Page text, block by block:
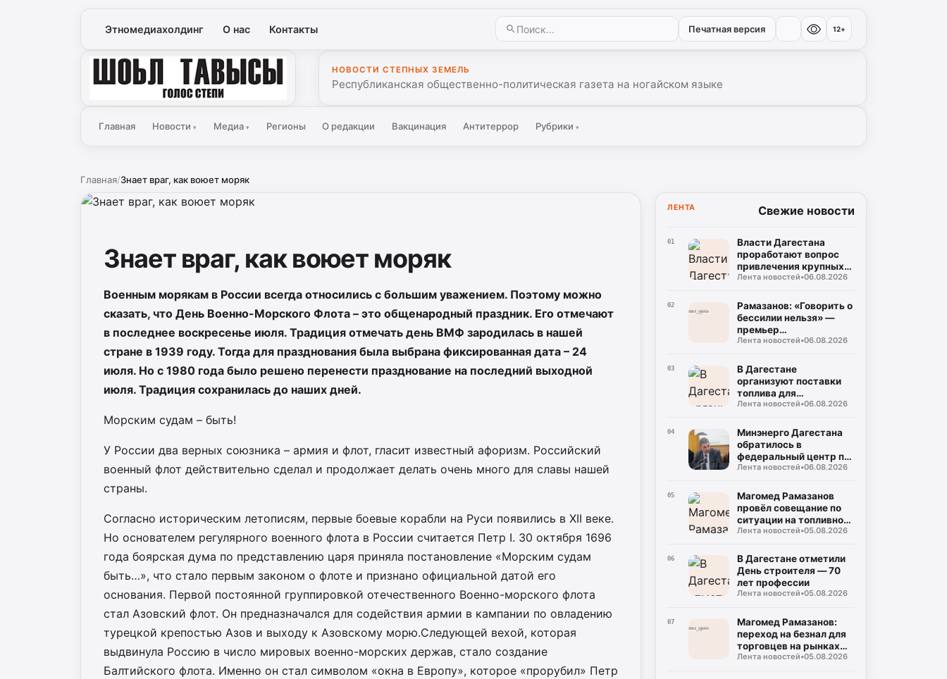
Этномедиахолдинг О нас Контакты Печатная версия 12+
Голос Степи
НОВОСТИ СТЕПНЫХ ЗЕМЕЛЬ
Республиканская общественно-политическая газета на ногайском языке
Главная Новости▾ Медиа ▾ Регионы О редакции Вакцинация Антитеррор Рубрики ▾
Главная/Знает враг, как воюет моряк
Знает враг, как воюет моряк
Военным морякам в России всегда относились с большим уважением. Поэтому можно
сказать, что День Военно-Морского Флота – это общенародный праздник. Его отмечают
в последнее воскресенье июля. Традиция отмечать день ВМФ зародилась в нашей
стране в 1939 году. Тогда для празднования была выбрана фиксированная дата – 24
июля. Но с 1980 года было решено перенести празднование на последний выходной
июля. Традиция сохранилась до наших дней.
Морским судам – быть!
У России два верных союзника – армия и флот, гласит известный афоризм. Российский
военный флот действительно сделал и продолжает делать очень много для славы нашей
страны.
Согласно историческим летописям, первые боевые корабли на Руси появились в XII веке.
Но основателем регулярного военного флота в России считается Петр I. 30 октября 1696
года боярская дума по представлению царя приняла постановление «Морским судам
быть…», что стало первым законом о флоте и признано официальной датой его
основания. Первой постоянной группировкой отечественного Военно-морского флота
стал Азовский флот. Он предназначался для содействия армии в кампании по овладению
турецкой крепостью Азов и выходу к Азовскому морю.Следующей вехой, которая
выдвинула Россию в число мировых военно-морских держав, стало создание
Балтийского флота. Именно он стал символом «окна в Европу», которое «прорубил» Петр
ЛЕНТА Свежие новости
01
Власти Дагестана
проработают вопрос
привлечения крупных
нефтяных компаний в
Лента новостей•06.08.2026
02
Рамазанов: «Говорить о
бессилии нельзя» —
премьер
раскритиковал работу
топливо
Лента новостей•06.08.2026
03
В Дагестане
организуют поставки
топлива для
сельхозпроизводителей
Лента новостей•06.08.2026
04
Минэнерго Дагестана
обратилось в
федеральный центр по
вопросу отгрузок
Лента новостей•06.08.2026
05
Магомед Рамазанов
провёл совещание по
ситуации на топливном
рынке
Лента новостей•05.08.2026
06
В Дагестане отметили
День строителя — 70
лет профессии
Лента новостей•05.08.2026
07
Магомед Рамазанов:
переход на безнал для
торговцев на рынках
должен быть
Лента новостей•05.08.2026